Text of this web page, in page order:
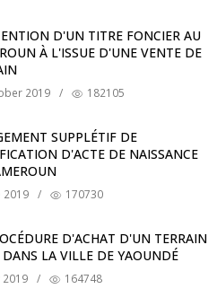
D'UN TITRE FONCIER AU
À L'ISSUE D'UNE VENTE DE
2019 / 182105
SUPPLÉTIF DE
D'ACTE DE NAISSANCE
2019 / 170730
D'ACHAT D'UN TERRAIN
DANS LA VILLE DE YAOUNDÉ
2019 / 164748